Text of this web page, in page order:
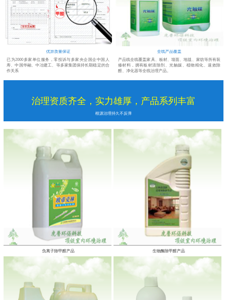
优异质量保证
已为2000多家单位服务，零投诉与多家央企国企中国人
寿、中国华融、中冶建工、等多家集团保持长期稳定的合
作关系
全线产品覆盖
产品线全线覆盖家具、板材、墙面、地毯、家纺等所有装
修材料，拥有板材清除剂、光触媒、植物精化、速效除
醛、净化器等全线治理产品。
治理资质齐全，实力雄厚，产品系列丰富
根源治理持久不反弹
负离子除甲醛产品 生物酶除甲醛产品